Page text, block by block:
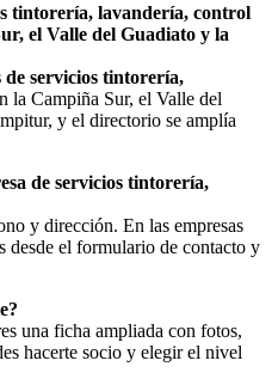
tintorería, lavandería, control
el Valle del Guadiato y la
de servicios tintorería,
la Campiña Sur, el Valle del
y el directorio se amplía
de servicios tintorería,
y dirección. En las empresas
desde el formulario de contacto y
una ficha ampliada con fotos,
hacerte socio y elegir el nivel